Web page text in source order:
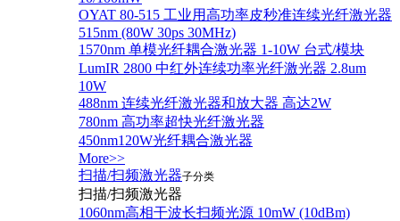
OYAT 80-515 工业用高功率皮秒准连续光纤激光器
515nm (80W 30ps 30MHz)
1570nm 单模光纤耦合激光器 1-10W 台式/模块
LumIR 2800 中红外连续功率光纤激光器 2.8um
10W
488nm 连续光纤激光器和放大器 高达2W
780nm 高功率超快光纤激光器
450nm120W光纤耦合激光器
More>>
扫描/扫频激光器子分类
扫描/扫频激光器
1060nm高相干波长扫频光源 10mW (10dBm)